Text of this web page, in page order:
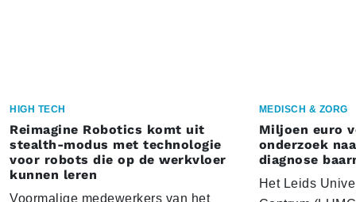
HIGH TECH
Reimagine Robotics komt uit
stealth-modus met technologie
voor robots die op de werkvloer
kunnen leren
Voormalige medewerkers van het
MEDISCH & ZORG
Miljoen euro
onderzoek
diagnose
Het Leids